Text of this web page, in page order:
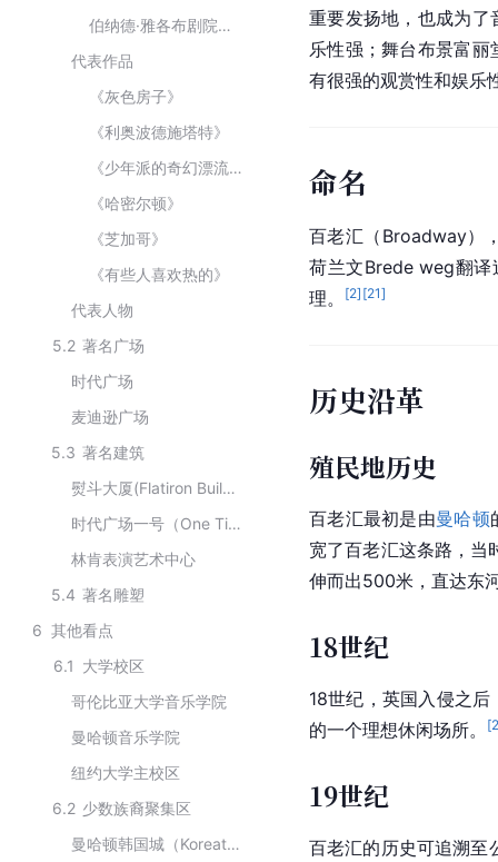
伯纳德·雅各布剧院（Bernard B. Jacobs Theatre）
代表作品
《灰色房子》
《利奥波德施塔特》
《少年派的奇幻漂流》
《哈密尔顿》
《芝加哥》
《有些人喜欢热的》
代表人物
5.2 著名广场
时代广场
麦迪逊广场
5.3 著名建筑
熨斗大厦(Flatiron Building)
时代广场一号（One Time Square）
林肯表演艺术中心
5.4 著名雕塑
6 其他看点
6.1 大学校区
哥伦比亚大学音乐学院
曼哈顿音乐学院
纽约大学主校区
6.2 少数族裔聚集区
曼哈顿韩国城（Koreatown）
重要发扬地，也成为了
乐性强；舞台布景富
有很强的观赏性和娱乐
命名
百老汇（Broadway）
荷兰文Brede weg翻译
理。
[2] [21]
历史沿革
殖民地历史
百老汇最初是由曼哈顿
宽了百老汇这条路，当
伸而出500米，直达东
18世纪
18世纪，英国入侵之
的一个理想休闲场所。
[
19世纪
百老汇的历史可追溯至